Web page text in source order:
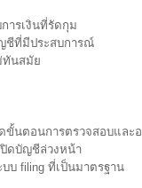
รเงินที่รัดกุม
มีประสบการณ์
นสมัย
ตอนการตรวจสอบและ
บัญชีล่วงหน้า
filing ที่เป็นมาตรฐาน